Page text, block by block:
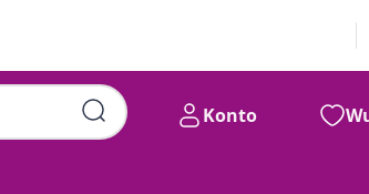
Konto